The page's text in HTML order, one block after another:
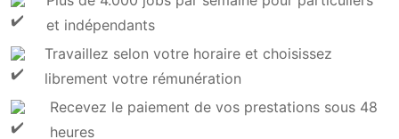
Faites comme Andrée et inscrivez-vous :
Plus de 4.000 jobs par semaine pour particuliers
et indépendants
Travaillez selon votre horaire et choisissez